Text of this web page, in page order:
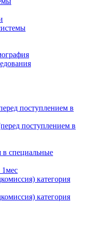
поступлением в
поступлением в
в специальные
категория
категория